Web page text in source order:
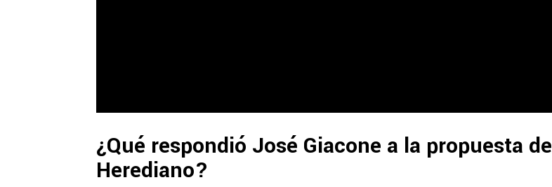
¿Qué respondió José Giacone a la propuesta de
Herediano?